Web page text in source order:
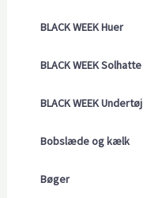
BLACK WEEK Huer
BLACK WEEK Solhatte
BLACK WEEK Undertøj
Bobslæde og kælk
Bøger